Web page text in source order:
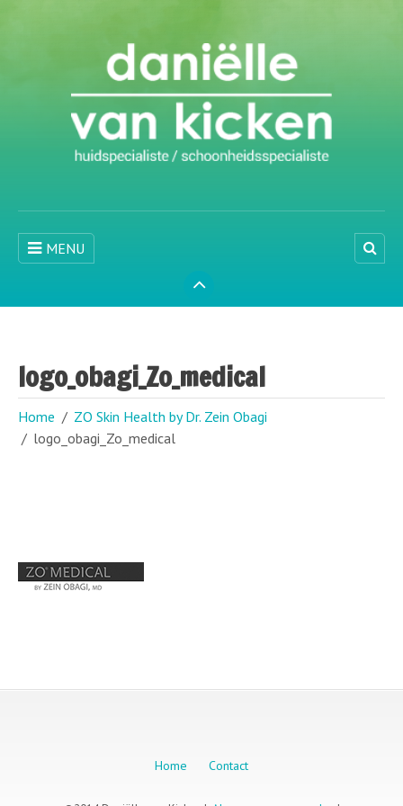
MENU
logo_obagi_Zo_medical
Home
ZO Skin Health by Dr. Zein Obagi
logo_obagi_Zo_medical
Home Contact